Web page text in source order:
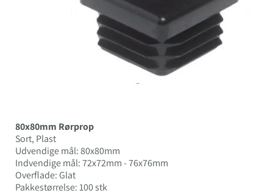
80x80mm Rørprop
Sort, Plast
Udvendige mål: 80x80mm
Indvendige mål: 72x72mm - 76x76mm
Overflade: Glat
Pakkestørrelse: 100 stk